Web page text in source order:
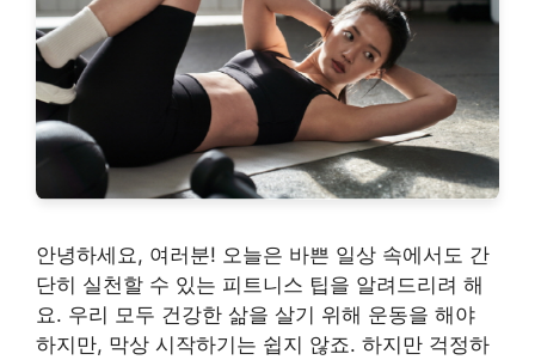
안녕하세요, 여러분! 오늘은 바쁜 일상 속에서도 간
단히 실천할 수 있는 피트니스 팁을 알려드리려 해
요. 우리 모두 건강한 삶을 살기 위해 운동을 해야
하지만, 막상 시작하기는 쉽지 않죠. 하지만 걱정하